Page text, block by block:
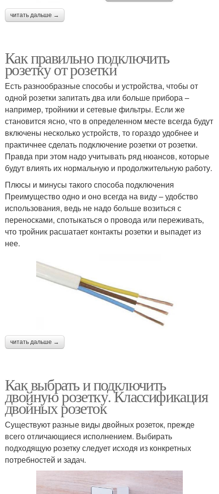
читать дальше →
Как правильно подключить
розетку от розетки
Есть разнообразные способы и устройства, чтобы от
одной розетки запитать два или больше прибора –
например, тройники и сетевые фильтры. Если же
становится ясно, что в определенном месте всегда будут
включены несколько устройств, то гораздо удобнее и
практичнее сделать подключение розетки от розетки.
Правда при этом надо учитывать ряд нюансов, которые
будут влиять их нормальную и продолжительную работу.
Плюсы и минусы такого способа подключения
Преимущество одно и оно всегда на виду – удобство
использования, ведь не надо больше возиться с
переносками, спотыкаться о провода или переживать,
что тройник расшатает контакты розетки и выпадет из
нее.
читать дальше →
Как выбрать и подключить
двойную розетку. Классификация
двойных розеток
Существуют разные виды двойных розеток, прежде
всего отличающиеся исполнением. Выбирать
подходящую розетку следует исходя из конкретных
потребностей и задач.